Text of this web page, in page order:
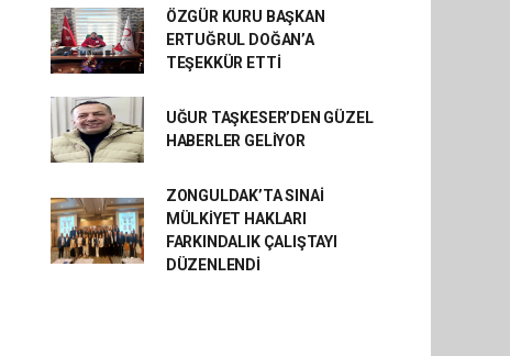
ÖZGÜR KURU BAŞKAN
ERTUĞRUL DOĞAN’A
TEŞEKKÜR ETTİ
UĞUR TAŞKESER’DEN GÜZEL
HABERLER GELİYOR
ZONGULDAK’TA SINAİ
MÜLKİYET HAKLARI
FARKINDALIK ÇALIŞTAYI
DÜZENLENDİ